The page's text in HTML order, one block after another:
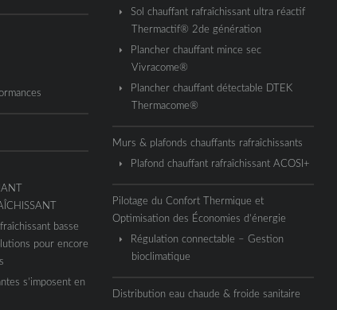
basse
pour encore
s’imposent en
Sol chauffant rafraîchissant ultra réactif
Thermactif® 2de génération
Plancher chauffant mince sec
Vivracome®
Plancher chauffant détectable DTEK
Thermacome®
Murs & plafonds chauffants rafraîchissants
Plafond chauffant rafraîchissant ACOSI+
Pilotage du Confort Thermique et
Optimisation des Économies d’énergie
Régulation connectable – Gestion
bioclimatique
Distribution eau chaude & froide sanitaire